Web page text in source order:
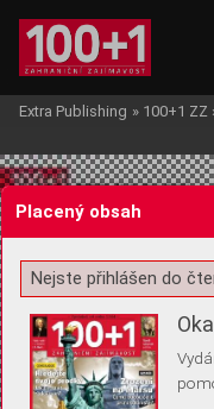
Žádost o souhlas s
Extra Publishing » 100+1 ZZ
Placený obsah
Nejste přihlášen do